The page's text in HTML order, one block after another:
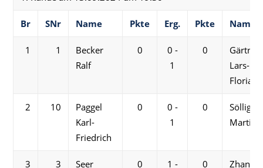
Br SNr Name Pkte Erg. Pkte Name
1 1
Becker
Ralf
0
0 -
1
0
Gärtner
Lars-
Florian
2 10
Paggel
Karl-
Friedrich
0
0 -
1
0
Söllig
Martin
3 3
Seer
0
1 -
0
Zhang